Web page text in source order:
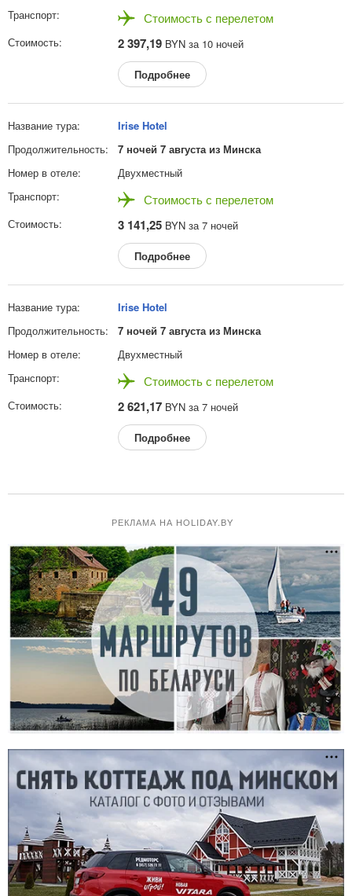
Стоимость с перелетом
2 397,19 BYN за 10 ночей
Подробнее
Irise Hotel
7 ночей 7 августа из Минска
Двухместный
Стоимость с перелетом
3 141,25 BYN за 7 ночей
Подробнее
Irise Hotel
7 ночей 7 августа из Минска
Двухместный
Стоимость с перелетом
2 621,17 BYN за 7 ночей
Подробнее
РЕКЛАМА НА HOLIDAY.BY